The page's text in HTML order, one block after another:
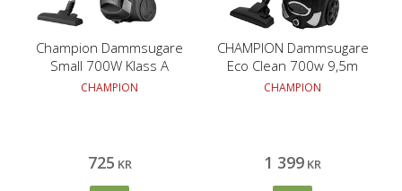
Champion Dammsugare
Small 700W Klass A
CHAMPION
725 KR
CHAMPION Dammsugare
Eco Clean 700w 9,5m
DS400 Mattsvart
CHAMPION
1 399 KR